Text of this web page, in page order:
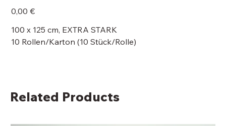
Price
0,00 €
100 x 125 cm, EXTRA STARK
10 Rollen/Karton (10 Stück/Rolle)
Related Products